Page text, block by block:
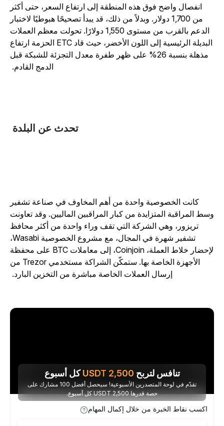
انفصال واضح فوق هذه المنطقة إلى ارتفاع السعر، حتى أكثر
من 1,700 دولار. وبدلاً من ذلك، قد يبدأ تصحيحًا هبوطيًا لاختبار
الدعم بالقرب من مستوى 1,550 دولارًا. تحولت معظم العملات
البديلة الرئيسية إلى اللون الأخضر، حيث قاد ETC الحزمة ارتفاع
مذهلة بنسبة 26% على ظهر طفرة معدل التجزئة للشبكة قبل
الدمج القادم.
تحدث عن البلدة
كانت الخصوصية واحدة من أهم المخاوف في صناعة تشفير
المراقبة المتزايدة من كبار المراقبين الماليين. وقد تعاونت
تريزور، وهي الشركة التي تقف وراء واحدة من أكثر محافظ
تشفير شهرة في المجال، مع مشروع الخصوصية Wasabi،
لإحضار خلاط العملة، Coinjoin، إلى معاملات BTC على محفظة
الأجهزة الخاصة بها. ستمكّن الشراكة مستخدمي Trezor من
إرسال العملات الخاصة مباشرة من التخزين البارد.
تنافس لتربح 2,500
USDTكل أسبوع
تقدّم في لوحة المتصدرين الأسبوعية! سيحصل أفضل 100 مشارك على
حصة قدرها 2,500 USDT كل أسبوع.
اكسب نقاط الخبرة من خلال إكمال المهام